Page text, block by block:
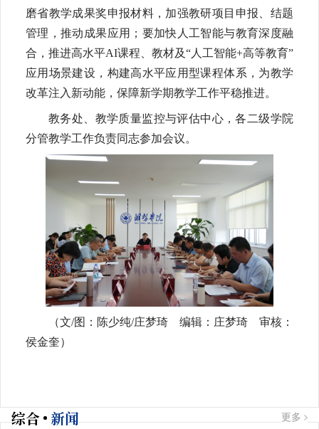
磨省教学成果奖申报材料，加强教研项目申报、结题
管理，推动成果应用；要加快人工智能与教育深度融
合，推进高水平AI课程、教材及“人工智能+高等教育”
应用场景建设，构建高水平应用型课程体系，为教学
改革注入新动能，保障新学期教学工作平稳推进。
教务处、教学质量监控与评估中心，各二级学院
分管教学工作负责同志参加会议。
（文/图：陈少纯/庄梦琦 编辑：庄梦琦 审核：
侯金奎）
综合 新闻 更多